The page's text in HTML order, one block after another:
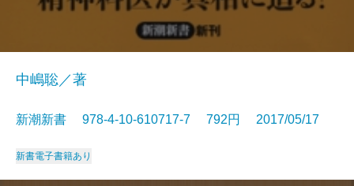
中嶋聡／著
新潮新書 978-4-10-610717-7 792円 2017/05/17
新書電子書籍あり